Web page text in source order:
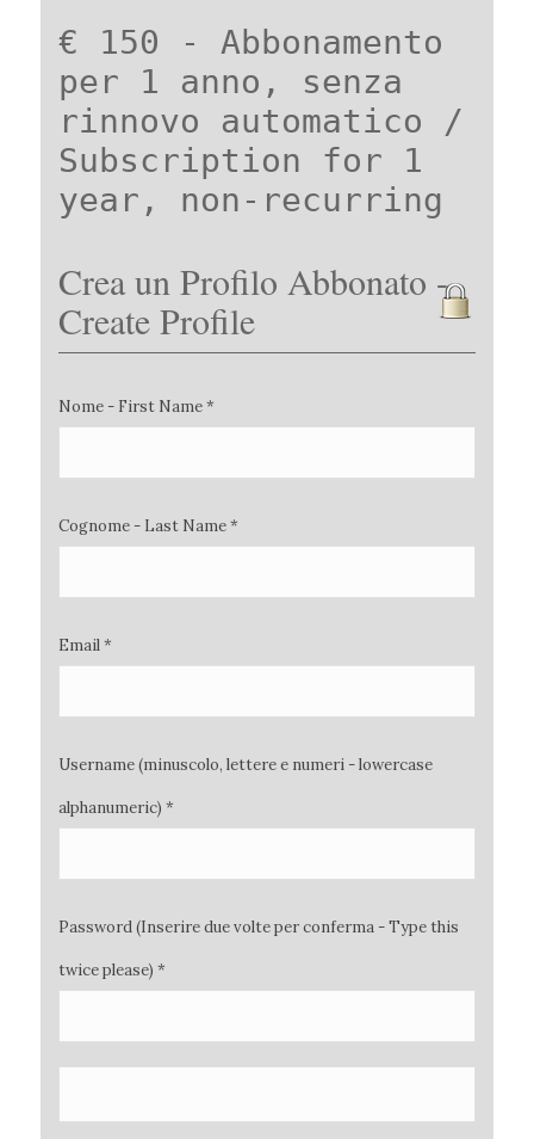
€ 150 - Abbonamento
per 1 anno, senza
rinnovo automatico /
Subscription for 1
year, non-recurring
Crea un Profilo Abbonato -
Create Profile
Nome - First Name *
Cognome - Last Name *
Email *
Username (minuscolo, lettere e numeri - lowercase
alphanumeric) *
Password (Inserire due volte per conferma - Type this
twice please) *